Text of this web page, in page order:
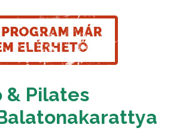
& Pilates